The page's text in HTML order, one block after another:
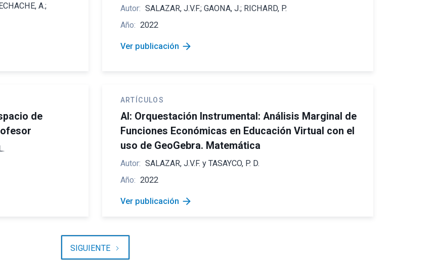
A.;
Autor: SALAZAR, J.V.F.; GAONA, J.; RICHARD, P.
Año: 2022
Ver publicación arrow_forward
de
ARTÍCULOS
AI: Orquestación Instrumental: Análisis Marginal de
Funciones Económicas en Educación Virtual con el
uso de GeoGebra. Matemática
Autor: SALAZAR, J.V.F. y TASAYCO, P. D.
Año: 2022
Ver publicación arrow_forward
SIGUIENTE